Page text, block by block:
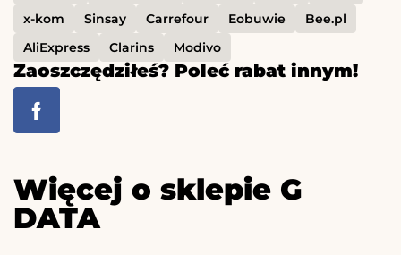
x-kom
Sinsay Carrefour Eobuwie
Bee.pl
AliExpress
Clarins Modivo
Zaoszczędziłeś? Poleć rabat innym!
Więcej o sklepie G
DATA